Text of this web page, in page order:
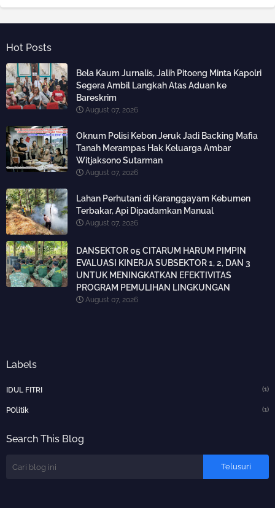
Hot Posts
Bela Kaum Jurnalis, Jalih Pitoeng Minta Kapolri
Segera Ambil Langkah Atas Aduan ke
Bareskrim
August 07, 2026
Oknum Polisi Kebon Jeruk Jadi Backing Mafia
Tanah Merampas Hak Keluarga Ambar
Witjaksono Sutarman
August 07, 2026
Lahan Perhutani di Karanggayam Kebumen
Terbakar, Api Dipadamkan Manual
August 07, 2026
DANSEKTOR 05 CITARUM HARUM PIMPIN
EVALUASI KINERJA SUBSEKTOR 1, 2, DAN 3
UNTUK MENINGKATKAN EFEKTIVITAS
PROGRAM PEMULIHAN LINGKUNGAN
August 07, 2026
Labels
IDUL FITRI (1)
POlitik (1)
Search This Blog